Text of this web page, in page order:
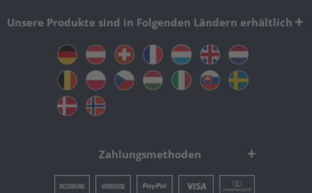
Unsere Produkte sind in Folgenden Ländern erhältlich
Zahlungsmethoden